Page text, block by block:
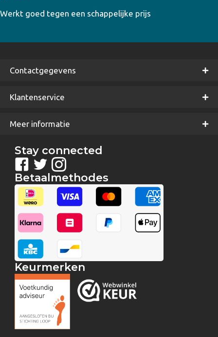
Werkt goed tegen een schappelijke prijs
Contactgegevens
Klantenservice
Meer informatie
Stay connected
Betaalmethodes
Keurmerken